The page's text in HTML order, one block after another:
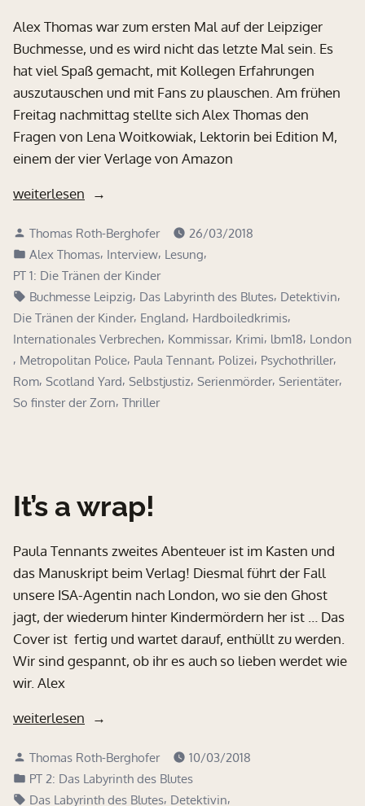
Alex Thomas war zum ersten Mal auf der Leipziger
Buchmesse, und es wird nicht das letzte Mal sein. Es
hat viel Spaß gemacht, mit Kollegen Erfahrungen
auszutauschen und mit Fans zu plauschen. Am frühen
Freitag nachmittag stellte sich Alex Thomas den
Fragen von Lena Woitkowiak, Lektorin bei Edition M,
einem der vier Verlage von Amazon
„Impressionen
der
Leipziger
Buchmesse
2018“
weiterlesen
Verfasst
von
Thomas Roth-Berghofer
26/03/2018
Veröffentlicht
in
Alex Thomas, Interview, Lesung,
PT 1: Die Tränen der Kinder
Schlagwörter:
Buchmesse Leipzig, Das Labyrinth des Blutes, Detektivin,
Die Tränen der Kinder, England, Hardboiledkrimis,
Internationales Verbrechen, Kommissar, Krimi, lbm18, London
, Metropolitan Police, Paula Tennant, Polizei, Psychothriller,
Rom, Scotland Yard, Selbstjustiz, Serienmörder, Serientäter,
So finster der Zorn, Thriller
It’s a wrap!
Paula Tennants zweites Abenteuer ist im Kasten und
das Manuskript beim Verlag! Diesmal führt der Fall
unsere ISA-Agentin nach London, wo sie den Ghost
jagt, der wiederum hinter Kindermördern her ist … Das
Cover ist fertig und wartet darauf, enthüllt zu werden.
Wir sind gespannt, ob ihr es auch so lieben werdet wie
wir. Alex
„It’s
wrap!“
weiterlesen
Verfasst
von
Thomas Roth-Berghofer
10/03/2018
Veröffentlicht
in
PT 2: Das Labyrinth des Blutes
Schlagwörter:
Das Labyrinth des Blutes, Detektivin,